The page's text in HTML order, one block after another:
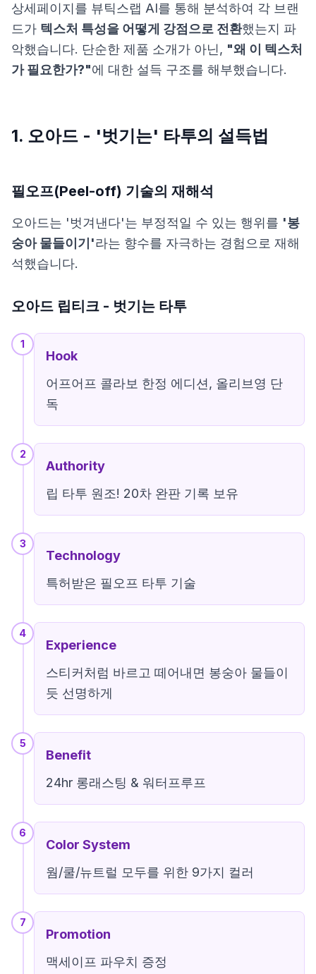
상세페이지를 뷰틱스랩 AI를 통해 분석하여 각 브랜
드가 텍스처 특성을 어떻게 강점으로 전환했는지 파
악했습니다. 단순한 제품 소개가 아닌, "왜 이 텍스처
가 필요한가?"에 대한 설득 구조를 해부했습니다.
1. 오아드 - '벗기는' 타투의 설득법
필오프(Peel-off) 기술의 재해석
오아드는 '벗겨낸다'는 부정적일 수 있는 행위를 '봉
숭아 물들이기'라는 향수를 자극하는 경험으로 재해
석했습니다.
오아드 립티크 - 벗기는 타투
1
Hook
어프어프 콜라보 한정 에디션, 올리브영 단
독
2
Authority
립 타투 원조! 20차 완판 기록 보유
3
Technology
특허받은 필오프 타투 기술
4
Experience
스티커처럼 바르고 떼어내면 봉숭아 물들이
듯 선명하게
5
Benefit
24hr 롱래스팅 & 워터프루프
6
Color System
웜/쿨/뉴트럴 모두를 위한 9가지 컬러
7
Promotion
맥세이프 파우치 증정